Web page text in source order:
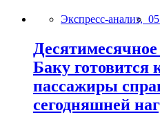
Экспресс-анализ,
Баку готовится
пассажиры
сегодняшней